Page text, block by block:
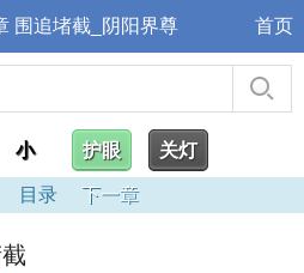
围追堵截_阴阳界尊 首页
小 护眼 关灯
目录 下一章